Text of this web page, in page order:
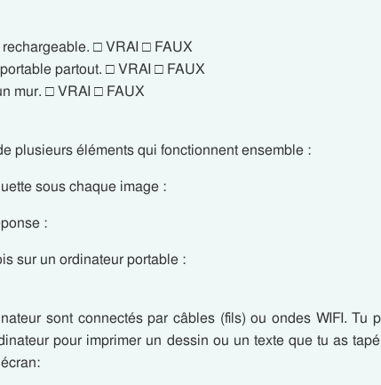
□ VRAI □ FAUX
partout. □ VRAI □ FAUX
mur. □ VRAI □ FAUX
plusieurs éléments qui fonctionnent ensemble :
sous chaque image :
:
sur un ordinateur portable :
sont connectés par câbles (fils) ou ondes WIFI. Tu
pour imprimer un dessin ou un texte que tu as